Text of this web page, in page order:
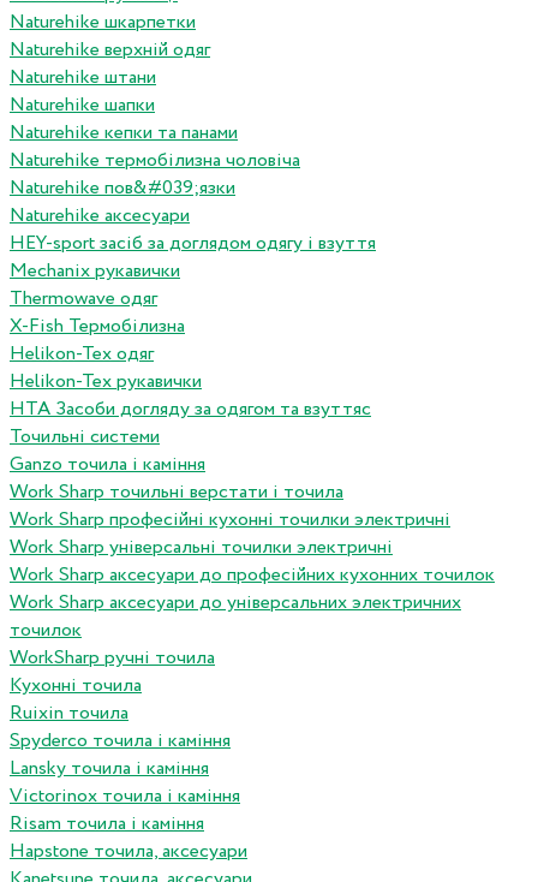
Naturehike шкарпетки
Naturehike верхній одяг
Naturehike штани
Naturehike шапки
Naturehike кепки та панами
Naturehike термобілизна чоловіча
Naturehike пов&#039;язки
Naturehike аксесуари
HEY-sport засіб за доглядом одягу і взуття
Mechanix рукавички
Thermowave одяг
X-Fish Термобілизна
Helikon-Tex одяг
Helikon-Tex рукавички
HTA Засоби догляду за одягом та взуттяс
Точильні системи
Ganzo точила і каміння
Work Sharp точильні верстати і точила
Work Sharp професiйнi кухоннi точилки электричнi
Work Sharp унiверсальнi точилки электричнi
Work Sharp аксесуари до професiйних кухонних точилок
Work Sharp аксесуари до унiверсальних электричних
точилок
WorkSharp ручні точила
Кухонні точила
Ruixin точила
Spyderco точила і каміння
Lansky точила і каміння
Victorinox точила і каміння
Risam точила і каміння
Hapstone точила, аксесуари